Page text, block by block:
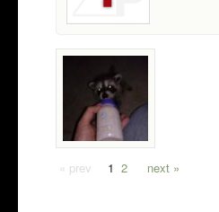
« prev 1 2 next »